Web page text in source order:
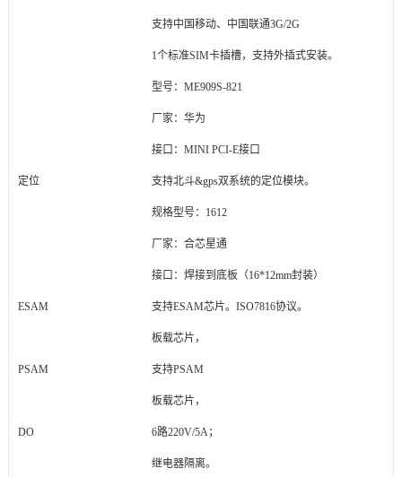
支持中国移动、中国联通3G/2G
1个标准SIM卡插槽，支持外插式安装。
型号：ME909S-821
厂家：华为
接口：MINI PCI-E接口
定位 支持北斗&gps双系统的定位模块。
规格型号：1612
厂家：合芯星通
接口：焊接到底板（16*12mm封装）
ESAM 支持ESAM芯片。ISO7816协议。
板载芯片，
PSAM 支持PSAM
板载芯片，
DO 6路220V/5A；
继电器隔离。